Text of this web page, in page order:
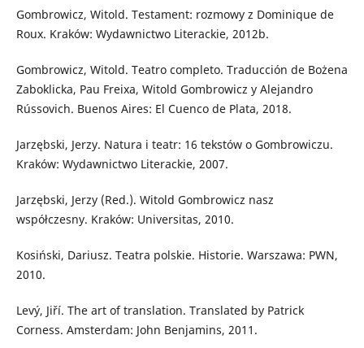
Gombrowicz, Witold. Testament: rozmowy z Dominique de
Roux. Kraków: Wydawnictwo Literackie, 2012b.
Gombrowicz, Witold. Teatro completo. Traducción de Bożena
Zaboklicka, Pau Freixa, Witold Gombrowicz y Alejandro
Rússovich. Buenos Aires: El Cuenco de Plata, 2018.
Jarzębski, Jerzy. Natura i teatr: 16 tekstów o Gombrowiczu.
Kraków: Wydawnictwo Literackie, 2007.
Jarzębski, Jerzy (Red.). Witold Gombrowicz nasz
współczesny. Kraków: Universitas, 2010.
Kosiński, Dariusz. Teatra polskie. Historie. Warszawa: PWN,
2010.
Levý, Jiří. The art of translation. Translated by Patrick
Corness. Amsterdam: John Benjamins, 2011.